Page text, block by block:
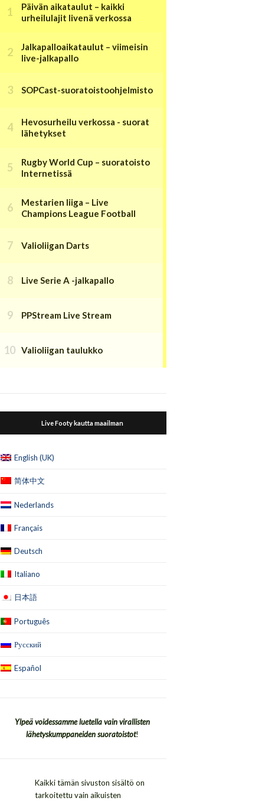
Päivän aikataulut – kaikki
urheilulajit livenä verkossa
Jalkapalloaikataulut – viimeisin
live-jalkapallo
SOPCast-suoratoistoohjelmisto
Hevosurheilu verkossa - suorat
lähetykset
Rugby World Cup – suoratoisto
Internetissä
Mestarien liiga – Live
Champions League Football
Valioliigan Darts
Live Serie A -jalkapallo
PPStream Live Stream
Valioliigan taulukko
Live Footy kautta maailman
English (UK)
简体中文
Nederlands
Français
Deutsch
Italiano
日本語
Português
Русский
Español
Ylpeä voidessamme luetella vain virallisten
lähetyskumppaneiden suoratoistot!
Kaikki tämän sivuston sisältö on
tarkoitettu vain aikuisten